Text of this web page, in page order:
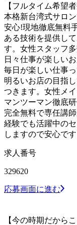
【フルタイム希望者
本格新台湾式サロ
安心!現地徹底無料
ある技術を提供し
す。女性スタッフ
日々仕事が楽しい
毎日が楽しい仕事
明るいお店の目指
つきます。女性メ
マンツーマン徹底
完全無料で専任講
経験でも活躍中の
しますので安心で
求人番号
329620
応募画面に進む
【今の時期だから